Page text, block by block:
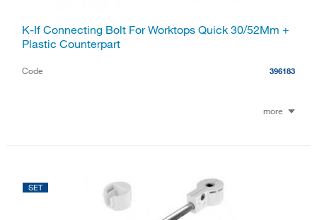
K-If Connecting Bolt For Worktops Quick 30/52Mm +
Plastic Counterpart
Code 396183
more
SET